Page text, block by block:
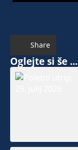
Share
Oglejte si še ...